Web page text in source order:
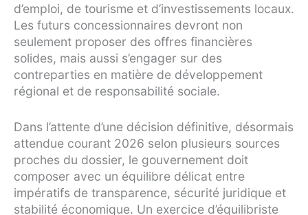
d’emploi, de tourisme et d’investissements locaux.
Les futurs concessionnaires devront non
seulement proposer des offres financières
solides, mais aussi s’engager sur des
contreparties en matière de développement
régional et de responsabilité sociale.
Dans l’attente d’une décision définitive, désormais
attendue courant 2026 selon plusieurs sources
proches du dossier, le gouvernement doit
composer avec un équilibre délicat entre
impératifs de transparence, sécurité juridique et
stabilité économique. Un exercice d’équilibriste